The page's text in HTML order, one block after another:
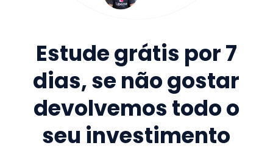
Estude grátis por 7
dias, se não gostar
devolvemos todo o
seu investimento